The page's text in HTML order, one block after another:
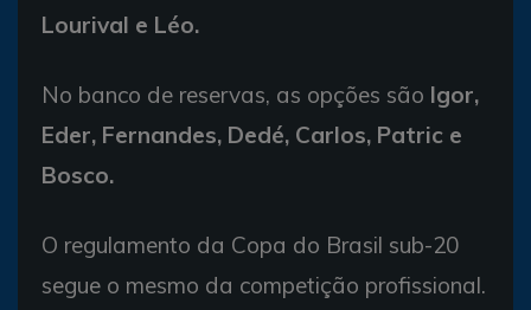
Lourival e Léo.
No banco de reservas, as opções são Igor,
Eder, Fernandes, Dedé, Carlos, Patric e
Bosco.
O regulamento da Copa do Brasil sub-20
segue o mesmo da competição profissional.